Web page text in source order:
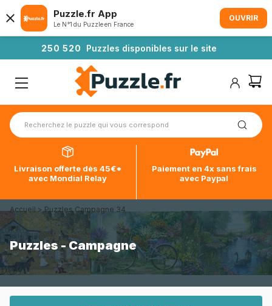
250 520 Puzzles disponibles sur le site
Livraison offerte dès 45€*
avec Mondial Relay
Paiement en 4x sans frais
avec Paypal
Accueil >Puzzles Campagne 34
Puzzles - Campagne
Puzzle.fr App
Le N°1 du Puzzle en France
OUVRIR